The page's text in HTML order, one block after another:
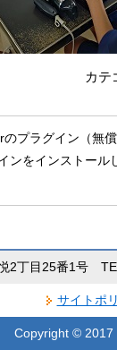
カテ
プラグイン（無
をインストール
2丁目25番1号
サイトポ
Copyright © 2017